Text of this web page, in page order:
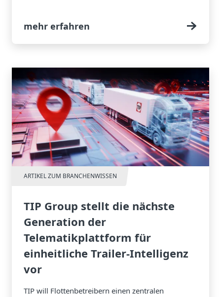
mehr erfahren
ARTIKEL ZUM BRANCHENWISSEN
TIP Group stellt die nächste
Generation der
Telematikplattform für
einheitliche Trailer-Intelligenz
vor
TIP will Flottenbetreibern einen zentralen